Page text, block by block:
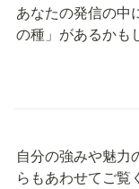
あなたの発信の中
の種」があるかも
自分の強みや魅力
らもあわせてご覧